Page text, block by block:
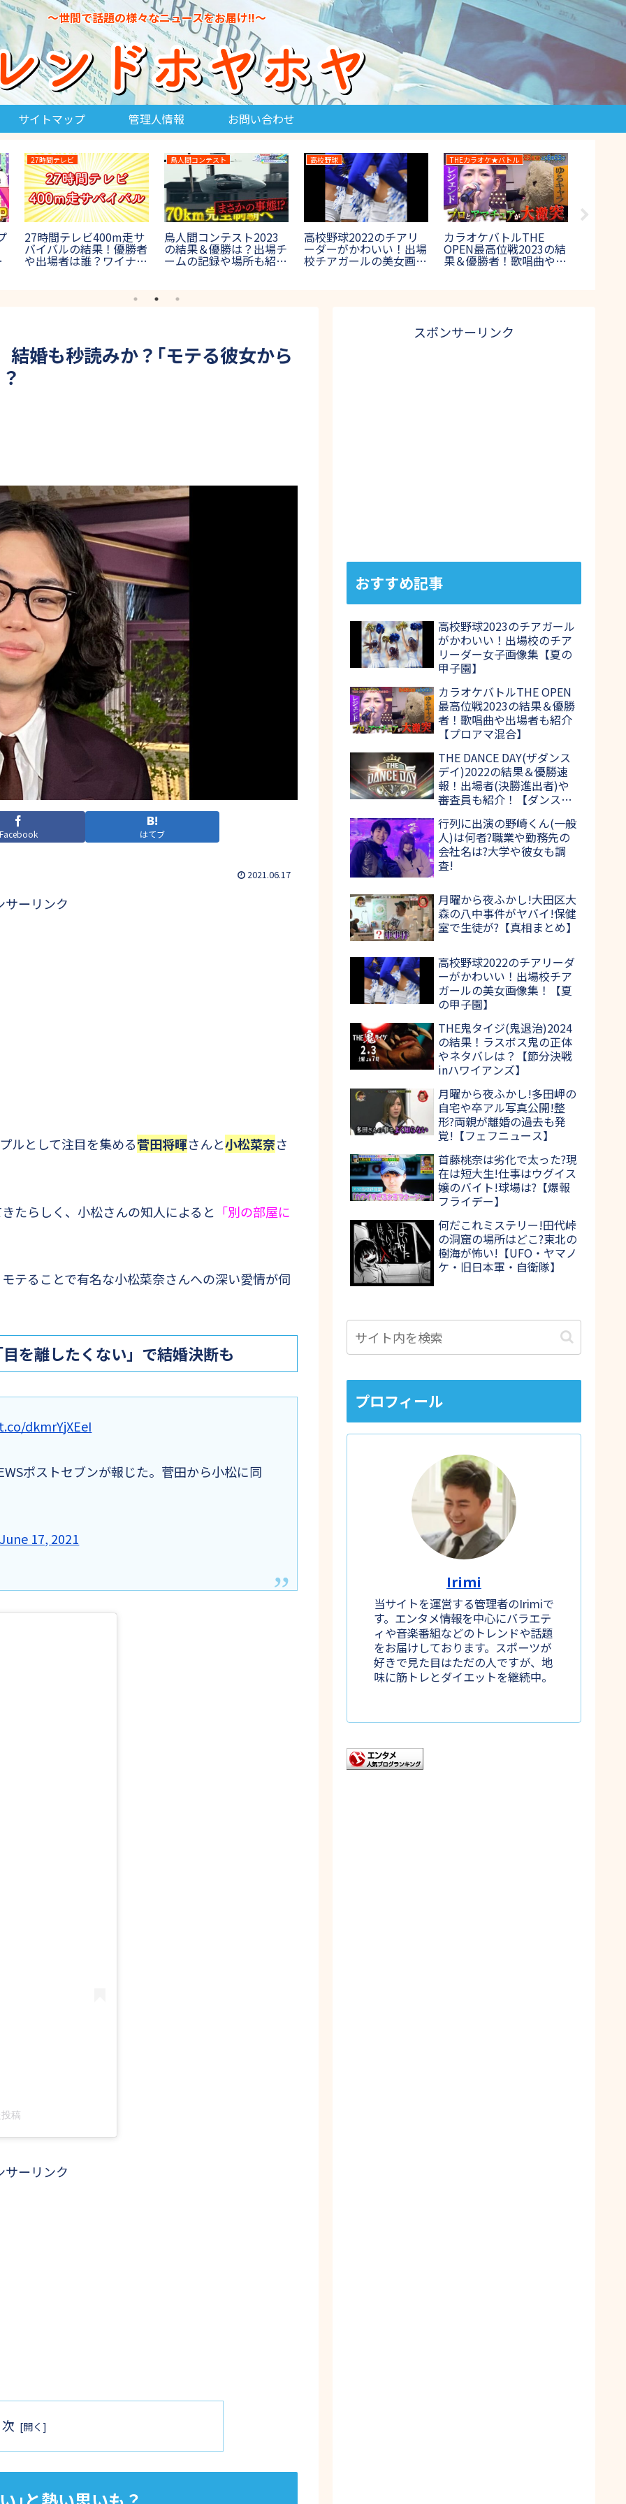
～世間で話題の様々なニュースをお届け!!～
サイトマップ 管理人情報 お問い合わせ
27時間テレビ
27時間テレビ400m走サ
バイバルの結果！優勝者
や出場者は誰？ワイナイ
鳥人間コンテスト
鳥人間コンテスト2023
の結果＆優勝は？出場チ
ームの記録や場所も紹介
高校野球
高校野球2022のチアリ
ーダーがかわいい！出場
校チアガールの美女画像
THEカラオケ★バトル
カラオケバトルTHE
OPEN最高位戦2023の結
果＆優勝者！歌唱曲や出
婚も秒読みか？｢モテる彼女から
はてブ
2021.06.17
サーリンク
ルとして注目を集める菅田将暉さんと小松菜奈さ
たらしく、小松さんの知人によると 「別の部屋に
テることで有名な小松菜奈さんへの深い愛情が伺
を離したくない」で結婚決断も
dkmrYjXEeI
ポストセブンが報じた。菅田から小松に同
June 17, 2021
稿
サーリンク
スポンサーリンク
おすすめ記事
高校野球2023のチアガール
がかわいい！出場校のチア
リーダー女子画像集【夏の
甲子園】
カラオケバトルTHE OPEN
最高位戦2023の結果＆優勝
者！歌唱曲や出場者も紹介
【プロアマ混合】
THE DANCE DAY(ザダンス
デイ)2022の結果＆優勝速
報！出場者(決勝進出者)や
審査員も紹介！【ダンス日
行列に出演の野崎くん(一般
人)は何者?職業や勤務先の
会社名は?大学や彼女も調
査!
月曜から夜ふかし!大田区大
森の八中事件がヤバイ!保健
室で生徒が?【真相まとめ】
高校野球2022のチアリーダ
ーがかわいい！出場校チア
ガールの美女画像集！【夏
の甲子園】
THE鬼タイジ(鬼退治)2024
の結果！ラスボス鬼の正体
やネタバレは？【節分決戦
inハワイアンズ】
月曜から夜ふかし!多田岬の
自宅や卒アル写真公開!整
形?両親が離婚の過去も発
覚!【フェフニュース】
首藤桃奈は劣化で太った?現
在は短大生!仕事はウグイス
嬢のバイト!球場は?【爆報
フライデー】
何だこれミステリー!田代峠
の洞窟の場所はどこ?東北の
樹海が怖い!【UFO・ヤマノ
ケ・旧日本軍・自衛隊】
プロフィール
Irimi
当サイトを運営する管理者のIrimiで
す。エンタメ情報を中心にバラエテ
ィや音楽番組などのトレンドや話題
をお届けしております。スポーツが
好きで見た目はただの人ですが、地
味に筋トレとダイエットを継続中。